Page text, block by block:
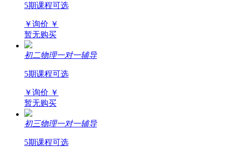
5期课程可选
￥询价 ￥
暂无购买
初二物理一对一辅导
5期课程可选
￥询价 ￥
暂无购买
初三物理一对一辅导
5期课程可选